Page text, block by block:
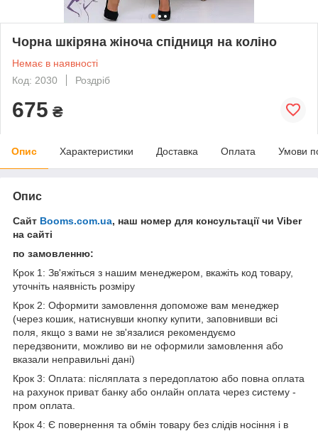
Чорна шкіряна жіноча спідниця на коліно
Немає в наявності
Код: 2030
Роздріб
675 ₴
Опис Характеристики Доставка Оплата Умови
Опис
Сайт Booms.com.ua, наш номер для консультації чи Viber
на сайті
по замовленню:
Крок 1: Зв'яжіться з нашим менеджером, вкажіть код товару,
уточніть наявність розміру
Крок 2: Оформити замовлення допоможе вам менеджер
(через кошик, натиснувши кнопку купити, заповнивши всі
поля, якщо з вами не зв'язалися рекомендуємо
передзвонити, можливо ви не оформили замовлення або
вказали неправильні дані)
Крок 3: Оплата: післяплата з передоплатою або повна оплата
на рахунок приват банку або онлайн оплата через систему -
пром оплата.
Крок 4: Є повернення та обмін товару без слідів носіння і в